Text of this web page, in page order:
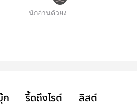
นักอ่านตัวยง
ก รี้ดถึงไรต์ ลิสต์